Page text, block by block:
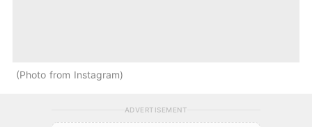
Photo from Instagram
ADVERTISEMENT